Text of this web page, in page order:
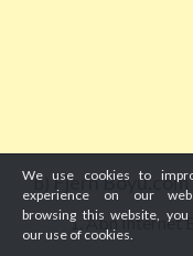
b) Fjern
Åbn Internet
We use cookies to
experience on our
browsing this website,
our use of cookies.